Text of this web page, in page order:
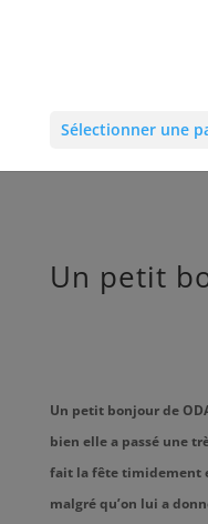
Sélectionner une
Un petit
Un petit bonjour de
bien elle a passé une
fait la fête timidement
malgré qu’on lui a